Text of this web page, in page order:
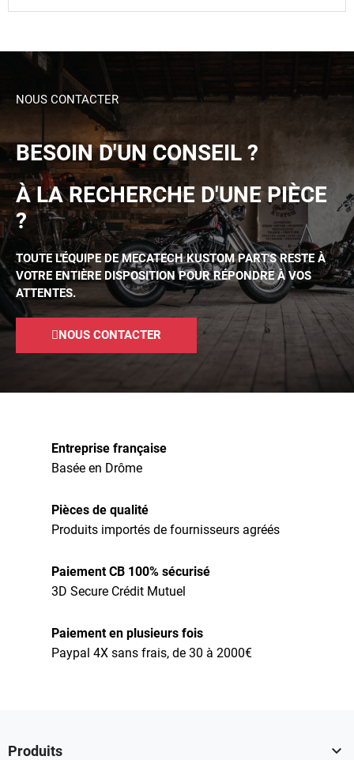
NOUS CONTACTER
BESOIN D'UN CONSEIL ?
À LA RECHERCHE D'UNE PIÈCE
?
TOUTE L'ÉQUIPE DE MECATECH KUSTOM PART'S RESTE À
VOTRE ENTIÈRE DISPOSITION POUR RÉPONDRE À VOS
ATTENTES.
NOUS CONTACTER
Entreprise française
Basée en Drôme
Pièces de qualité
Produits importés de fournisseurs agréés
Paiement CB 100% sécurisé
3D Secure Crédit Mutuel
Paiement en plusieurs fois
Paypal 4X sans frais, de 30 à 2000€
Produits 